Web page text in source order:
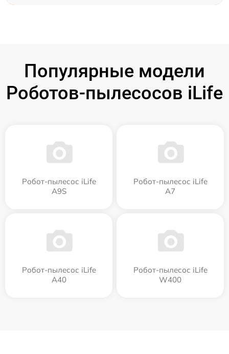
Популярные модели
Роботов-пылесосов iLife
Робот-пылесос iLife
A9S
Робот-пылесос iLife
A7
Робот-пылесос iLife
A40
Робот-пылесос iLife
W400